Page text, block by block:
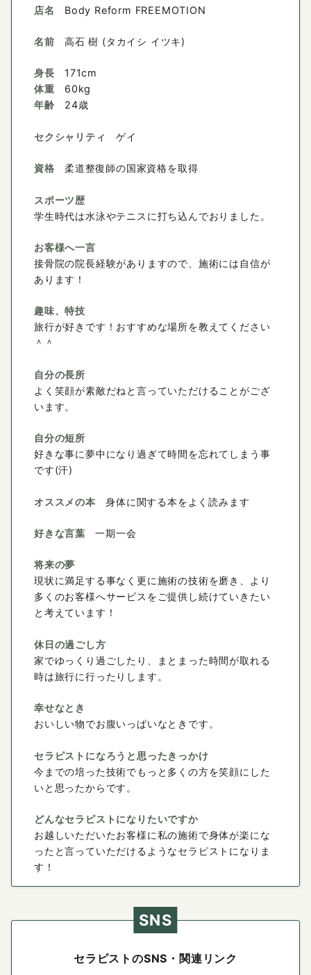
店名 Body Reform FREEMOTION
名前 高石 樹 (タカイシ イツキ)
身長
体重
年齢
171cm
60kg
24歳
セクシャリティ ゲイ
資格 柔道整復師の国家資格を取得
スポーツ歴
学生時代は水泳やテニスに打ち込んでおりました。
お客様へ一言
接骨院の院長経験がありますので、施術には自信が
あります！
趣味、特技
旅行が好きです！おすすめな場所を教えてください
＾＾
自分の長所
よく笑顔が素敵だねと言っていただけることがござ
います。
自分の短所
好きな事に夢中になり過ぎて時間を忘れてしまう事
です(汗)
オススメの本 身体に関する本をよく読みます
好きな言葉 一期一会
将来の夢
現状に満足する事なく更に施術の技術を磨き、より
多くのお客様へサービスをご提供し続けていきたい
と考えています！
休日の過ごし方
家でゆっくり過ごしたり、まとまった時間が取れる
時は旅行に行ったりします。
幸せなとき
おいしい物でお腹いっぱいなときです。
セラピストになろうと思ったきっかけ
今までの培った技術でもっと多くの方を笑顔にした
いと思ったからです。
どんなセラピストになりたいですか
お越しいただいたお客様に私の施術で身体が楽にな
ったと言っていただけるようなセラピストになりま
す！
SNS
セラピストのSNS・関連リンク